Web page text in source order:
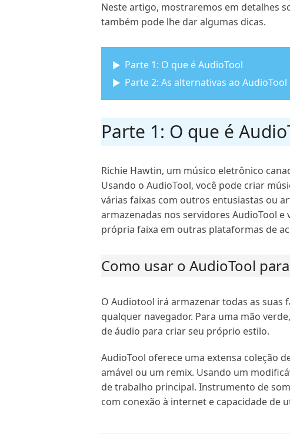
Neste artigo, mostraremos em detalhes
também pode lhe dar algumas dicas.
Parte 1: O que é AudioTool
Parte 2: As alternativas ao AudioTool
Parte 1: O que é
Richie Hawtin, um músico eletrônico
Usando o AudioTool, você pode criar
várias faixas com outros entusiastas ou
armazenadas nos servidores AudioTool
própria faixa em outras plataformas de
Como usar o AudioTool
O Audiotool irá armazenar todas as suas
qualquer navegador. Para uma mão
de áudio para criar seu próprio estilo.
AudioTool oferece uma extensa coleção
amável ou um remix. Usando um
de trabalho principal. Instrumento de
com conexão à internet e capacidade de